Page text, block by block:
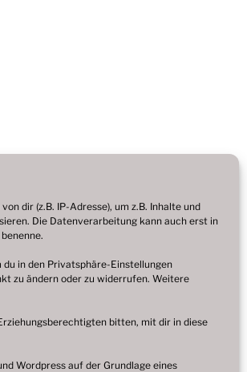
dir (z.B. IP-Adresse), um z.B. Inhalte und
Die Datenverarbeitung kann auch erst in
in den Privatsphäre-Einstellungen
zu ändern oder zu widerrufen. Weitere
bitten, mit dir in diese
Wordpress auf der Grundlage eines